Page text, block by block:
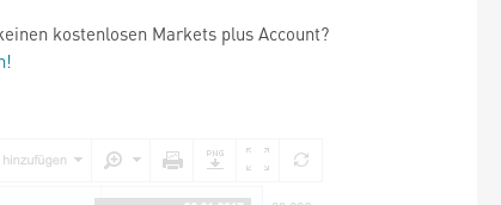
kostenlosen Markets plus Account?